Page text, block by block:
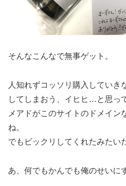
そんなこんなで無事ゲット。
人知れずコッソリ購入していき
してしまおう、イヒヒ…と思っ
メアドがこのサイトのドメイン
ね。
でもビックリしてくれたみたい
あ、何でもかんでも俺のせいに